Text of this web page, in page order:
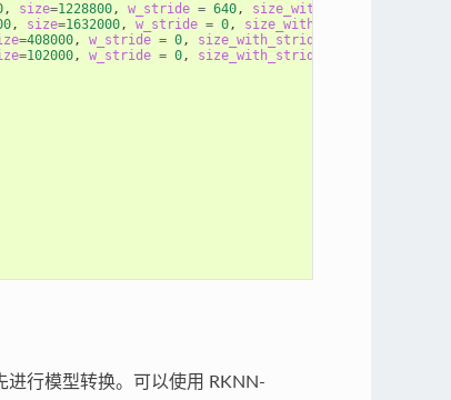
, size=1228800, w_stride = 640, size_with_stride
, size=1632000, w_stride = 0, size_with_stride
=408000, w_stride = 0, size_with_stride
=102000, w_stride = 0, size_with_stride
进行模型转换。可以使用 RKNN-